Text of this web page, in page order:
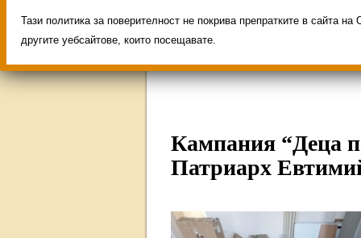
Административни
Свободни места за
Кампания “Деца
Патриарх
Тази политика за поверителност не покрива препратките в сайта
другите уебсайтове, които посещавате.